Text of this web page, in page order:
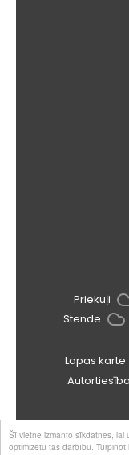
Šī vietne izmanto sīkdatnes, lai
optimizētu tās darbību.
Priekuļi
Stende
Lapas karte